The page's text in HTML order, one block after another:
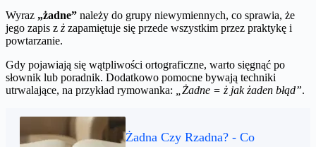
Wyraz „żadne” należy do grupy niewymiennych, co sprawia, że
jego zapis z ż zapamiętuje się przede wszystkim przez praktykę i
powtarzanie.
Gdy pojawiają się wątpliwości ortograficzne, warto sięgnąć po
słownik lub poradnik. Dodatkowo pomocne bywają techniki
utrwalające, na przykład rymowanka:
„Żadne = ż jak żaden błąd”.
Żadna Czy Rzadna? - Co